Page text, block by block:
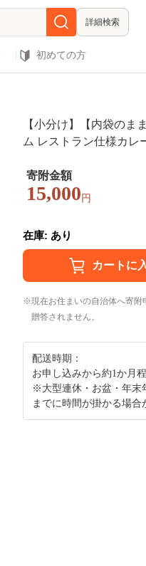
詳細検索
初めての方
【小分け】【内袋のま
ム レストラン仕様カレ
円 オンライン ワンス
常食 防災 備蓄 / 諫早市 / 日本ハムマーケティン
寄附金額
15,000 円
在庫: あり
現在お住まいの自治体へ寄
贈答されません。
配送時期：
お申し込みから約1か月
※大型連休・お盆・年末
までに時間が掛かる場合